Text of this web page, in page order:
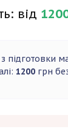
від
підготовки
1200 грн